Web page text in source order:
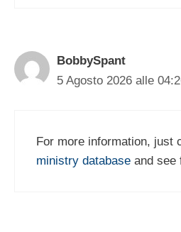
BobbySpant
5 Agosto 2026 alle
For more information, just
ministry database and see